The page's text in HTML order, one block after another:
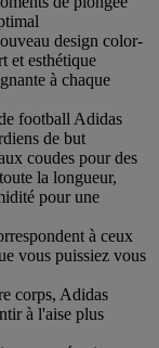
design color-
et esthétique
à chaque
football Adidas
de but
coudes pour des
la longueur,
pour une
à ceux
vous puissiez vous
corps, Adidas
à l'aise plus